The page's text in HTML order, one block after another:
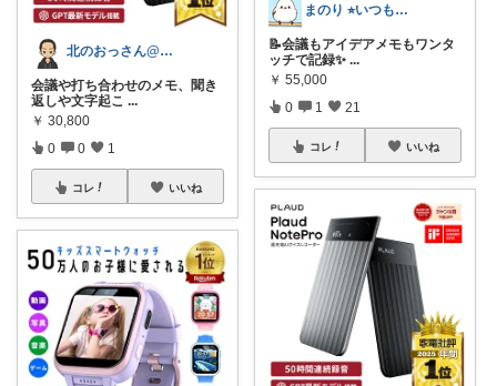
北のおっさん@ガジェット好き
会議や打ち合わせのメモ、聞き
返しや文字起こ ...
￥ 30,800
0 0 1
コレ いいね
まのり ⭐︎いつも経由購入感謝🙇‍♂️
📝会議もアイデアメモもワンタ
ッチで記録✨ ...
￥ 55,000
0 1 21
コレ いいね